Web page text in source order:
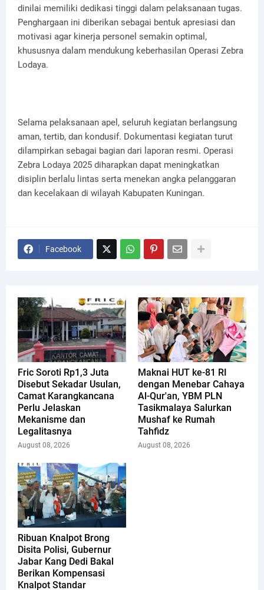
dinilai memiliki dedikasi tinggi dalam pelaksanaan tugas.
Penghargaan ini diberikan sebagai bentuk apresiasi dan
motivasi agar kinerja personel semakin optimal,
khususnya dalam mendukung keberhasilan Operasi Zebra
Lodaya.
Selama pelaksanaan apel, seluruh kegiatan berlangsung
aman, tertib, dan kondusif. Dokumentasi kegiatan turut
dilampirkan sebagai bagian dari laporan resmi. Operasi
Zebra Lodaya 2025 diharapkan dapat meningkatkan
disiplin berlalu lintas serta menekan angka pelanggaran
dan kecelakaan di wilayah Kabupaten Kuningan.
Facebook
Fric Soroti Rp1,3 Juta
Disebut Sekadar Usulan,
Camat Karangkancana
Perlu Jelaskan
Mekanisme dan
Legalitasnya
August 08, 2026
Maknai HUT ke-81 RI
dengan Menebar Cahaya
Al-Qur'an, YBM PLN
Tasikmalaya Salurkan
Mushaf ke Rumah
Tahfidz
August 08, 2026
Ribuan Knalpot Brong
Disita Polisi, Gubernur
Jabar Kang Dedi Bakal
Berikan Kompensasi
Knalpot Standar